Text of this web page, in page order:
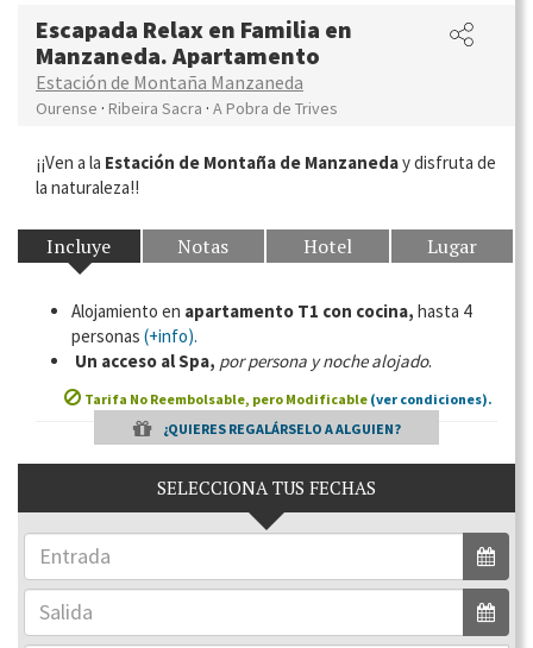
Escapada Relax en Familia en
Manzaneda. Apartamento
Estación de Montaña Manzaneda
Ourense · Ribeira Sacra · A Pobra de Trives
¡¡Ven a la Estación de Montaña de Manzaneday disfruta de
la naturaleza!!
Incluye Notas Hotel Lugar
Alojamiento en apartamento T1 con cocina, hasta 4
personas (+info).
Un acceso al Spa, por persona y noche alojado.
Tarifa No Reembolsable, pero Modificable (ver condiciones).
¿QUIERES REGALÁRSELO A ALGUIEN?
SELECCIONA TUS FECHAS